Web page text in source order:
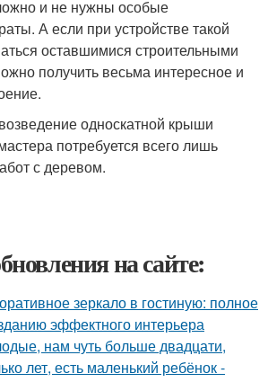
и не нужны особые
А если при устройстве такой
оставшимися строительными
получить весьма интересное и
односкатной крыши
потребуется всего лишь
с деревом.
на сайте:
зеркало в гостиную: полное
эффектного интерьера
нам чуть больше двадцати,
лет, есть маленький ребёнок -